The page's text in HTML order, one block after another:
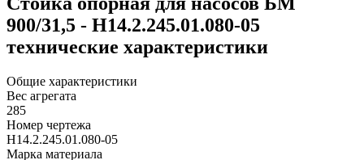
900/31,5 - Н14.2.245.01.080-05
технические характеристики
Общие характеристики
Вес агрегата
285
Номер чертежа
Н14.2.245.01.080-05
Марка материала